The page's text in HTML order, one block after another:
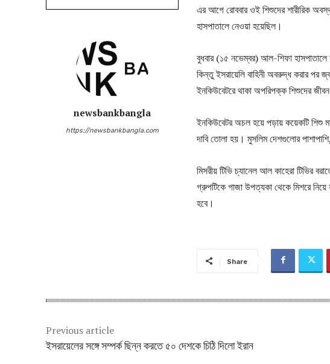
newsbankbangla
https://newsbankbangla.com
এর আগে রোববার ওই শিশুদের শারীরিক
হাসপাতালে নেওয়া হয়েছিল।
বুধবার (১৫ নভেম্বর) আল-শিফা হাসপাতালে
কিন্তু ইসরায়েলি বাহিনী অবরুদ্ধ করার পর
ইনকিউবেটরে থাকা অপরিপক্ক শিশুদের
ইনকিউবেটর অচল হয়ে পড়ায় কয়েকটি শিশু
দাবি তোলা হয়। মুসলিম দেশগুলোর
মিসরীয় টিভি চ্যানেল আল কাহেরা টিভির
গ্রুপটিকে গাজা উপত্যকা থেকে মিশরে
হবে।
Share
Previous article
ইসরায়েলের সঙ্গে সম্পর্ক ছিন্ন করতে ৫০ দেশকে চিঠি দিলো ইরান